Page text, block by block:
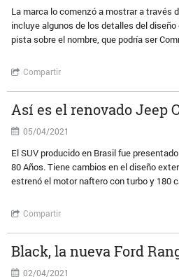
La marca lo comenzó a mostrar a través
incluye algunos de los detalles del
pista sobre el nombre, que podría ser
Compartir
Así es el renovado Jeep
05/04/2021
El SUV producido en Brasil fue
80 Años. Tiene cambios en el diseño
estrenó el motor naftero con turbo y 180
Compartir
Black, la nueva Ford
02/04/2021